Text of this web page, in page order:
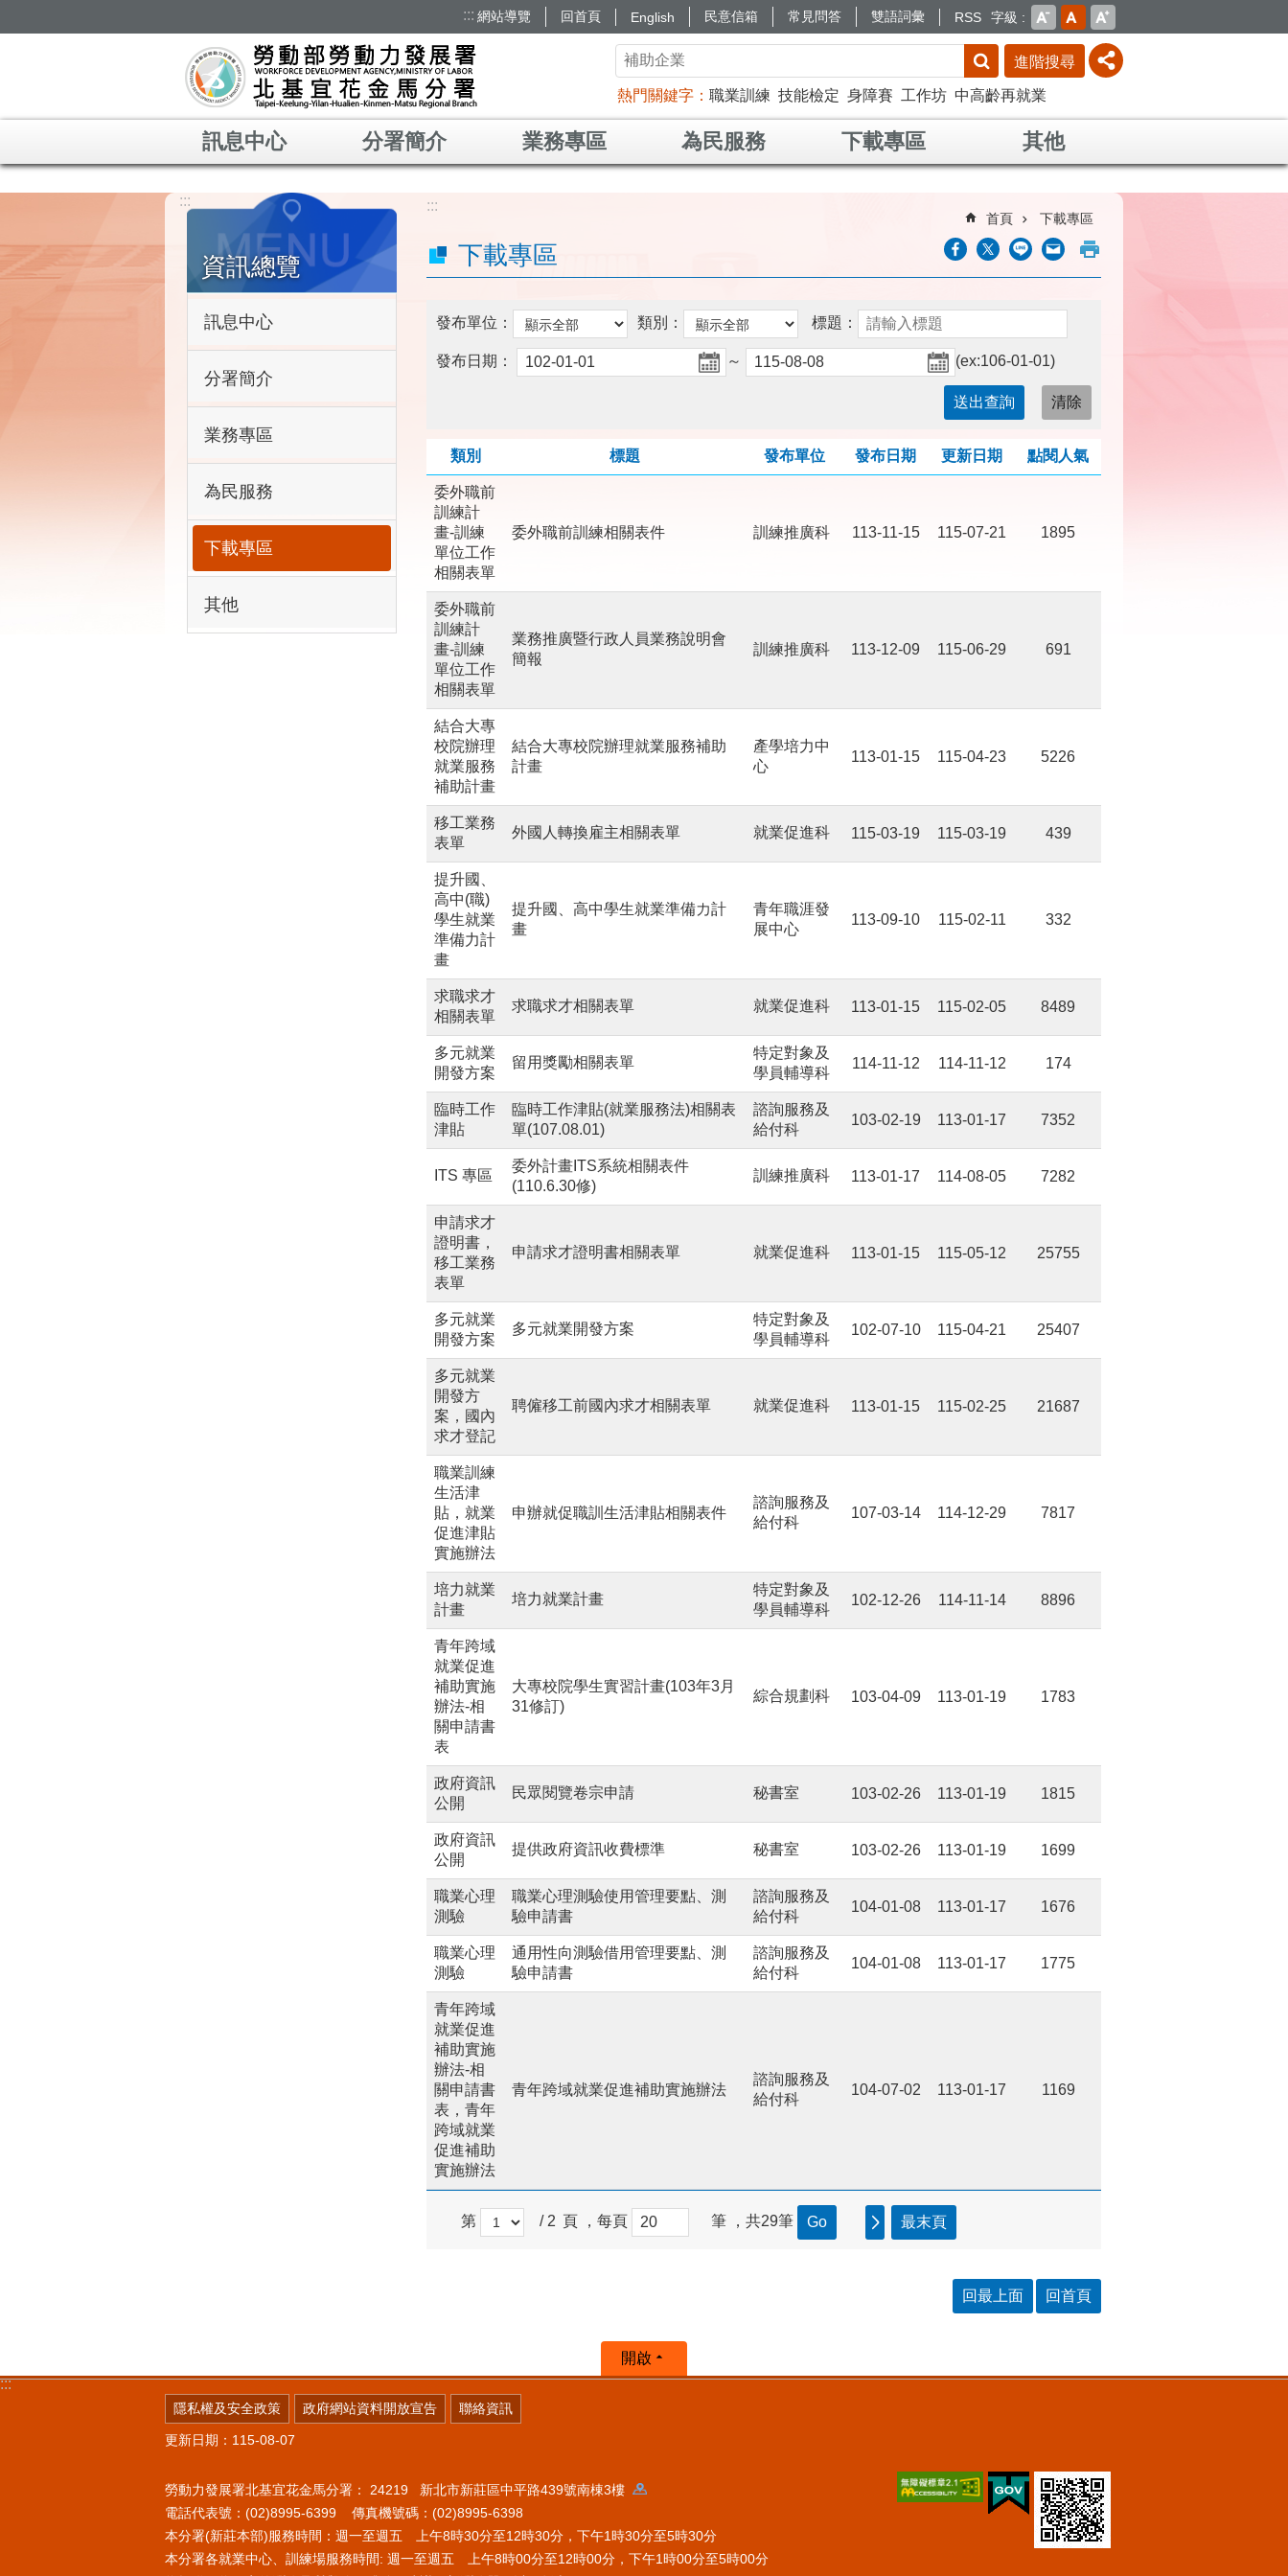
::: 網站導覽 回首頁 English 民意信箱 常見問答 雙語詞彙 RSS 字級
進階搜尋
熱門關鍵字 職業訓練 技能檢定 身障賽 工作坊 中高齡再就業
訊息中心 分署簡介 業務專區 為民服務 下載專區 其他
:::
資訊總覽
訊息中心
分署簡介
業務專區
為民服務
下載專區
其他
:::
首頁 下載專區
下載專區
發布單位： 類別： 標題：
發布日期： ～ (ex:106-01-01)
類別 標題 發布單位 發布日期 更新日期 點閱人氣
委外職前
訓練計
畫-訓練
單位工作
相關表單
委外職前訓練相關表件 訓練推廣科 113-11-15 115-07-21 1895
委外職前
訓練計
畫-訓練
單位工作
相關表單
業務推廣暨行政人員業務說明會
簡報
訓練推廣科 113-12-09 115-06-29 691
結合大專
校院辦理
就業服務
補助計畫
結合大專校院辦理就業服務補助
計畫
產學培力中
心
113-01-15 115-04-23 5226
移工業務
表單
外國人轉換雇主相關表單 就業促進科 115-03-19 115-03-19 439
提升國、
高中(職)
學生就業
準備力計
畫
提升國、高中學生就業準備力計
畫
青年職涯發
展中心
113-09-10 115-02-11 332
求職求才
相關表單
求職求才相關表單 就業促進科 113-01-15 115-02-05 8489
多元就業
開發方案
留用獎勵相關表單
特定對象及
學員輔導科
114-11-12 114-11-12 174
臨時工作
津貼
臨時工作津貼(就業服務法)相關表
單(107.08.01)
諮詢服務及
給付科
103-02-19 113-01-17 7352
ITS 專區
委外計畫ITS系統相關表件
(110.6.30修)
訓練推廣科 113-01-17 114-08-05 7282
申請求才
證明書，
移工業務
表單
申請求才證明書相關表單 就業促進科 113-01-15 115-05-12 25755
多元就業
開發方案
多元就業開發方案
特定對象及
學員輔導科
102-07-10 115-04-21 25407
多元就業
開發方
案，國內
求才登記
聘僱移工前國內求才相關表單 就業促進科 113-01-15 115-02-25 21687
職業訓練
生活津
貼，就業
促進津貼
實施辦法
申辦就促職訓生活津貼相關表件
諮詢服務及
給付科
107-03-14 114-12-29 7817
培力就業
計畫
培力就業計畫
特定對象及
學員輔導科
102-12-26 114-11-14 8896
青年跨域
就業促進
補助實施
辦法-相
關申請書
表
大專校院學生實習計畫(103年3月
31修訂)
綜合規劃科 103-04-09 113-01-19 1783
政府資訊
公開
民眾閱覽卷宗申請 秘書室 103-02-26 113-01-19 1815
政府資訊
公開
提供政府資訊收費標準 秘書室 103-02-26 113-01-19 1699
職業心理
測驗
職業心理測驗使用管理要點、測
驗申請書
諮詢服務及
給付科
104-01-08 113-01-17 1676
職業心理
測驗
通用性向測驗借用管理要點、測
驗申請書
諮詢服務及
給付科
104-01-08 113-01-17 1775
青年跨域
就業促進
補助實施
辦法-相
關申請書
表，青年
跨域就業
促進補助
實施辦法
青年跨域就業促進補助實施辦法
諮詢服務及
給付科
104-07-02 113-01-17 1169
第 / 2 頁 ，每頁 筆 ，共29筆 最末頁
回最上面 回首頁
:::
開啟
隱私權及安全政策 政府網站資料開放宣告 聯絡資訊
更新日期：115-08-07
勞動力發展署北基宜花金馬分署： 24219 新北市新莊區中平路439號南棟3樓
電話代表號：(02)8995-6399 傳真機號碼：(02)8995-6398
本分署(新莊本部)服務時間：週一至週五 上午8時30分至12時30分，下午1時30分至5時30分
本分署各就業中心、訓練場服務時間: 週一至週五 上午8時00分至12時00分，下午1時00分至5時00分